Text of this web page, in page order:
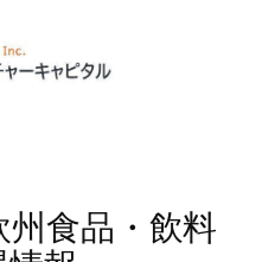
食品・飲料